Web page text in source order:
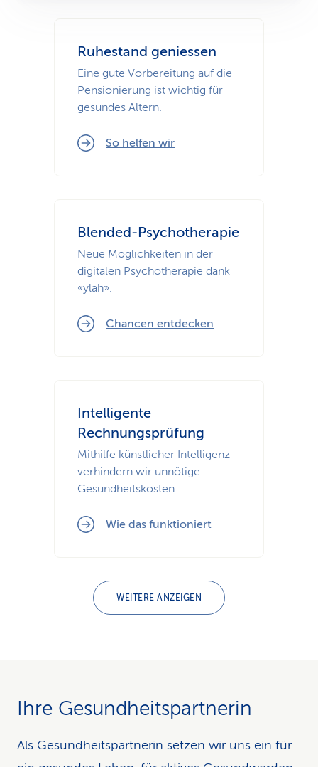
Ruhestand geniessen
Eine gute Vorbereitung auf die
Pensionierung ist wichtig für
gesundes Altern.
So helfen wir
Blended-Psychotherapie
Neue Möglichkeiten in der
digitalen Psychotherapie dank
«ylah».
Chancen entdecken
Intelligente
Rechnungsprüfung
Mithilfe künstlicher Intelligenz
verhindern wir unnötige
Gesundheitskosten.
Wie das funktioniert
WEITERE ANZEIGEN
Ihre Gesundheitspartnerin
Als Gesundheitspartnerin setzen wir uns ein für